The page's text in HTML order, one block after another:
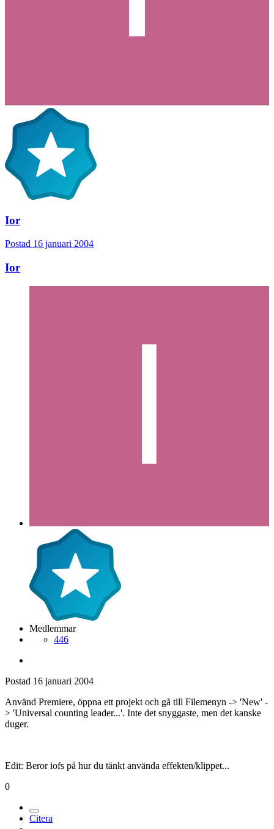
Ior
Postad 16 januari 2004
Ior
Medlemmar
446
Postad 16 januari 2004
Använd Premiere, öppna ett projekt och gå till Filemenyn -> 'New' -
> 'Universal counting leader...'. Inte det snyggaste, men det kanske
duger.
Edit: Beror iofs på hur du tänkt använda effekten/klippet...
0
Citera